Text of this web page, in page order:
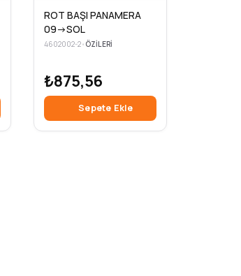
ROT BAŞI PANAMERA
09->SOL
4602002-2• ÖZILERI
₺875,56
Sepete Ekle